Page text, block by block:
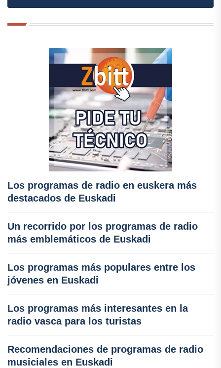
Los programas de radio en euskera más
destacados de Euskadi
Un recorrido por los programas de radio
más emblemáticos de Euskadi
Los programas más populares entre los
jóvenes en Euskadi
Los programas más interesantes en la
radio vasca para los turistas
Recomendaciones de programas de radio
musiciales en Euskadi